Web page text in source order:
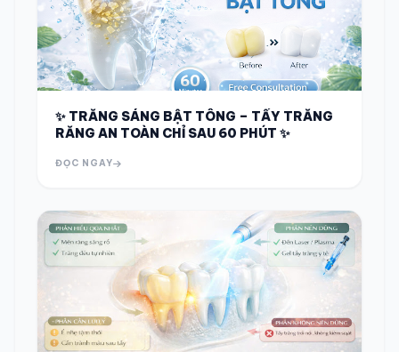
✨ TRẮNG SÁNG BẬT TÔNG – TẨY TRẮNG
RĂNG AN TOÀN CHỈ SAU 60 PHÚT ✨
ĐỌC NGAY